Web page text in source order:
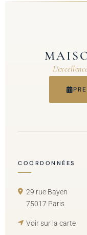
COORDONNÉES
29 rue Bayen
75017 Paris
Voir sur la carte